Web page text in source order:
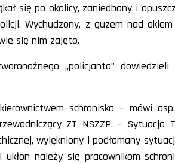
się po okolicy, zaniedbany i
Wychudzony, z guzem nad
się nim zajęto.
„policjanta”
schroniska – mówi
ZT NSZZP. – Sytuacja
wylękniony i podłamany
należy się pracownikom